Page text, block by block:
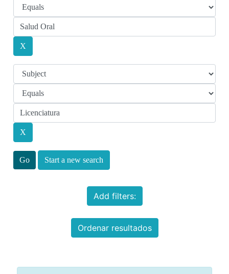
Start a new search
Add filters:
Ordenar resultados